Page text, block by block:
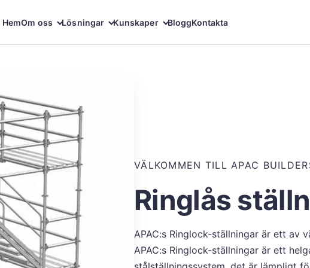
HemOm oss Lösningar Kunskaper BloggKontakta
VÄLKOMMEN TILL APAC
Ringlås
APAC:s Ringlock-ställningar är ett av
APAC:s Ringlock-ställningar är ett